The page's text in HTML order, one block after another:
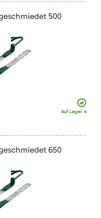
500
Auf Lager: 4
650